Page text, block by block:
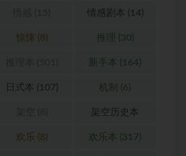
情感剧本 (14)
惊悚 (8) 推理 (30)
新手本 (164)
日式本 (107) 机制 (6)
架空历史本
(102)
欢乐 (8) 欢乐本 (317)